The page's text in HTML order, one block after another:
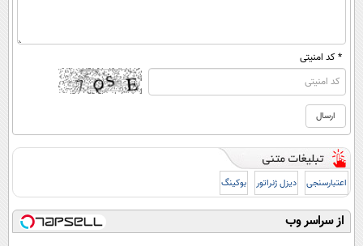
* کد امنیتی
اعتبارسنجی دیزل ژنراتور بوکینگ
از سراسر وب